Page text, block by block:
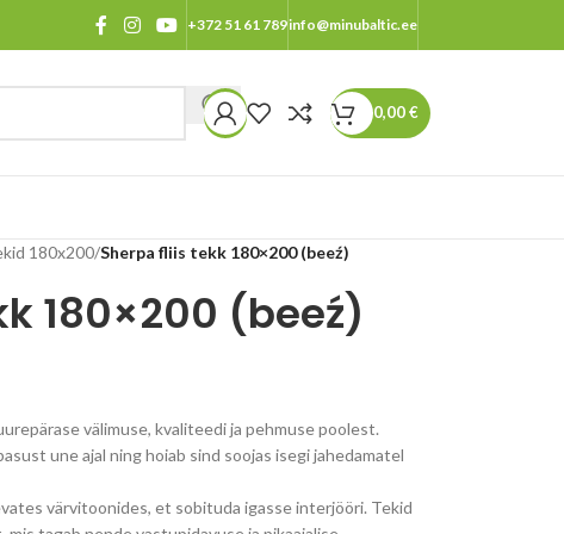
+372 51 61 789info@minubaltic.ee
0,00€
180x200/Sherpa fliis tekk 180×200 (beeź)
180×200 (beeź)
välimuse, kvaliteedi ja pehmuse poolest.
une ajal ning hoiab sind soojas isegi jahedamatel
värvitoonides, et sobituda igasse interjööri. Tekid